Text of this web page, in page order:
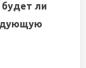
будет ли